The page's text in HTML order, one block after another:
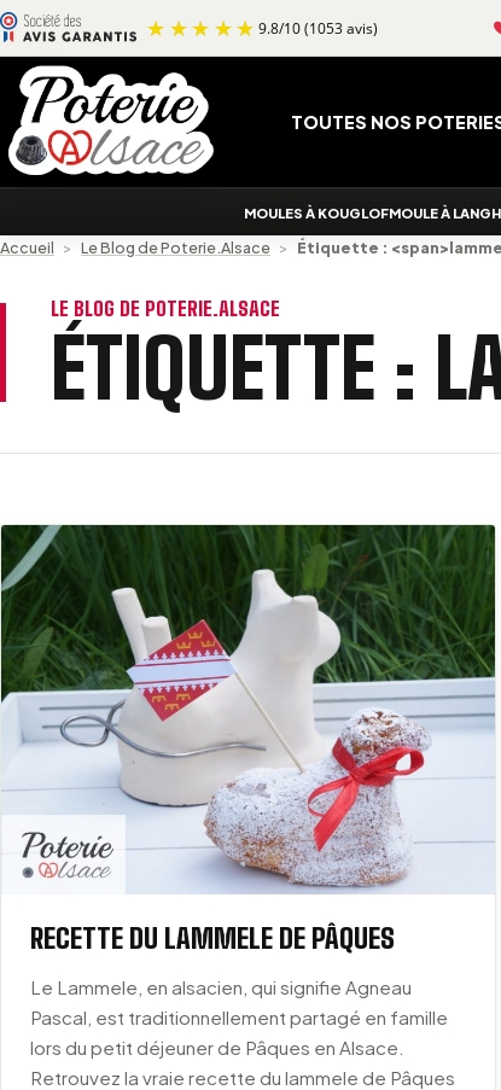
Aller au contenu
9.8/10(1053 avis)
TOUTES NOS
MOULES À KOUGLOFMOULE À
Accueil > Le Blog de Poterie.Alsace > Étiquette :
LE BLOG DE POTERIE.ALSACE
ÉTIQUETTE :
RECETTE DU LAMMELE DE PÂQUES
Le Lammele, en alsacien, qui signifie Agneau
Pascal, est traditionnellement partagé en famille
lors du petit déjeuner de Pâques en Alsace.
Retrouvez la vraie recette du lammele de Pâques